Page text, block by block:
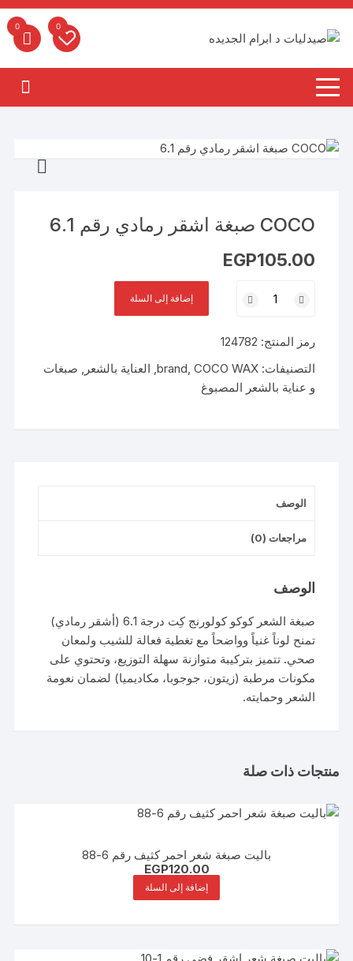
التجاوز
إلى
المحتوى
0
0
COCO صبغة اشقر رمادي رقم 6.1
EGP105.00
COCO
اشقر
رمادي
رقم
إضافة إلى السلة
رمز المنتج: 124782
التصنيفات:
brand, COCO WAX
, العناية بالشعر , صبغات
و عناية بالشعر المصبوغ
الوصف
مراجعات (0)
الوصف
صبغة الشعر كوكو كولورنج كِت درجة 6.1 (أشقر رمادي)
تمنح لوناً غنياً وواضحاً مع تغطية فعالة للشيب ولمعان
صحي. تتميز بتركيبة متوازنة سهلة التوزيع، وتحتوي على
مكونات مرطبة (زيتون، جوجوبا، مكاديميا) لضمان نعومة
الشعر وحمايته.
منتجات ذات صلة
باليت صبغة شعر احمر كثيف رقم 6-88
EGP120.00
إضافة إلى السلة